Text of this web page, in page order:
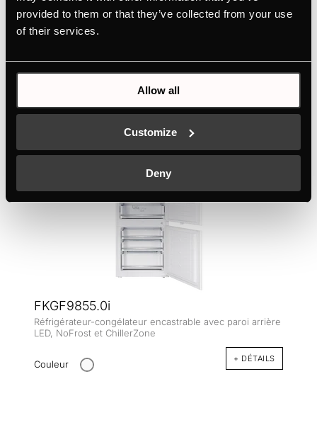
provided to them or that they’ve collected from your use
of their services.
Allow all
Customize
Deny
en design Professional American avec NoFrost
Couleur
FKGF9855.0i
Réfrigérateur-congélateur encastrable avec paroi arrière
LED, NoFrost et ChillerZone
Couleur + DÉTAILS